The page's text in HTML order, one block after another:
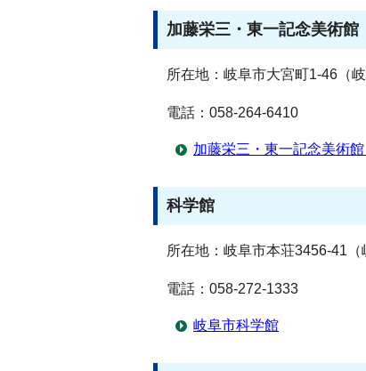
加藤栄三・東一記念美術館
所在地：岐阜市大宮町1-46（岐
電話：058-264-6410
加藤栄三・東一記念美術館
科学館
所在地：岐阜市本荘3456-41
電話：058-272-1333
岐阜市科学館